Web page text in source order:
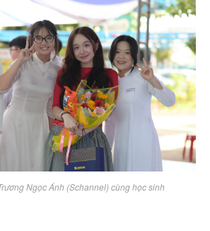
Ngọc Ánh (Schannel) cùng học sinh